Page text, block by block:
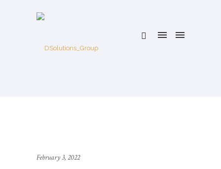
February 3, 2022